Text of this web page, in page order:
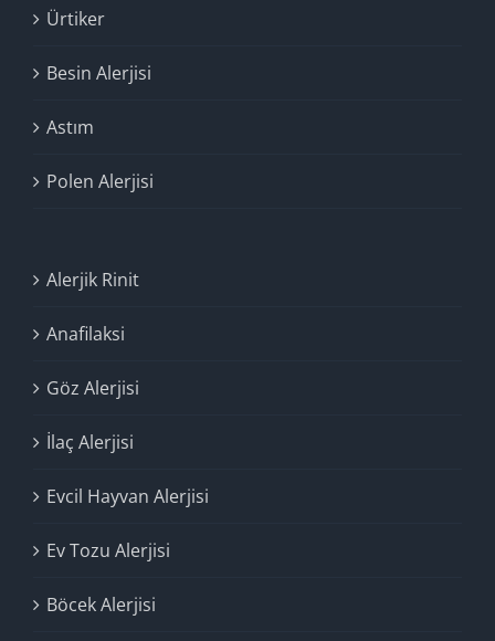
Ürtiker
Besin Alerjisi
Astım
Polen Alerjisi
Alerjik Rinit
Anafilaksi
Göz Alerjisi
İlaç Alerjisi
Evcil Hayvan Alerjisi
Ev Tozu Alerjisi
Böcek Alerjisi